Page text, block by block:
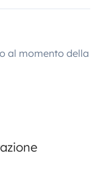
al momento della